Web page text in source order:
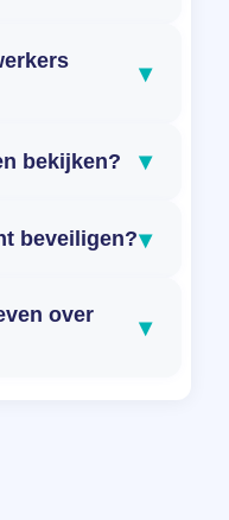
▾
bekijken? ▾
beveiligen?▾
over
▾